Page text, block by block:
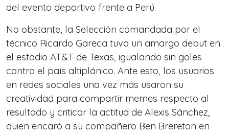
del evento deportivo frente a Perú.
No obstante, la Selección comandada por el
técnico Ricardo Gareca tuvo un amargo debut en
el estadio AT&T de Texas, igualando sin goles
contra el país altiplánico. Ante esto, los usuarios
en redes sociales una vez más usaron su
creatividad para compartir memes respecto al
resultado y criticar la actitud de Alexis Sánchez,
quien encaró a su compañero Ben Brereton en